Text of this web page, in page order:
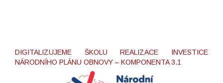
DIGITALIZUJEME ŠKOLU REALIZACE INVESTICE
NÁRODNÍHO PLÁNU OBNOVY – KOMPONENTA 3.1